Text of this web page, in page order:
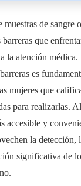
de sangre
que
la atención
es
mujeres que
para realizarlas.
accesible y
la detección,
significativa de